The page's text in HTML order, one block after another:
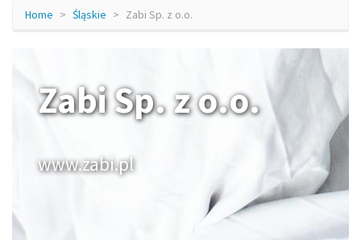
Home Śląskie Zabi Sp. z o.o.
Zabi Sp. z o.o.
www.zabi.pl